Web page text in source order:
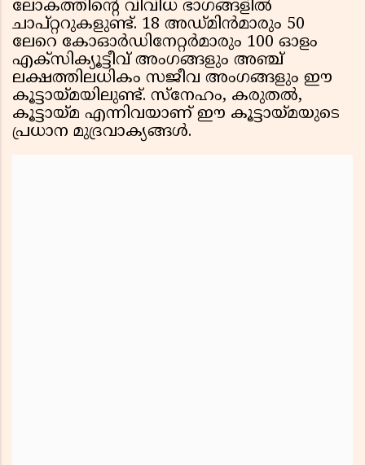
ലോകത്തിൻ്റെ വിവിധ ഭാഗങ്ങളിൽ
ചാപ്റ്ററുകളുണ്ട്. 18 അഡ്മിൻമാരും 50
ലേറെ കോഓർഡിനേറ്റർമാരും 100 ഓളം
എക്സിക്യൂട്ടീവ് അംഗങ്ങളും അഞ്ച്
ലക്ഷത്തിലധികം സജീവ അംഗങ്ങളും ഈ
കൂട്ടായ്മയിലുണ്ട്. സ്നേഹം, കരുതൽ,
കൂട്ടായ്മ എന്നിവയാണ് ഈ കൂട്ടായ്മയുടെ
പ്രധാന മുദ്രവാക്യങ്ങൾ.